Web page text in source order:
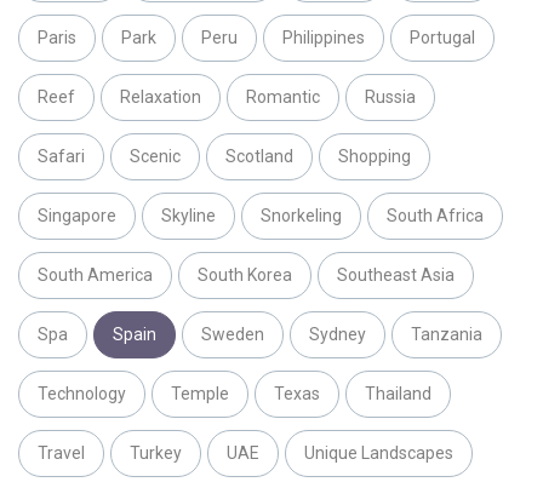
Paris Park Peru Philippines Portugal
Reef Relaxation Romantic Russia
Safari Scenic Scotland Shopping
Singapore Skyline Snorkeling South Africa
South America South Korea Southeast Asia
Spa Spain Sweden Sydney Tanzania
Technology Temple Texas Thailand
Travel Turkey UAE Unique Landscapes